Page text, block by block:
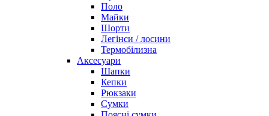
Поло
Майки
Шорти
Легінси / лосини
Термобілизна
Аксесуари
Шапки
Кепки
Рюкзаки
Сумки